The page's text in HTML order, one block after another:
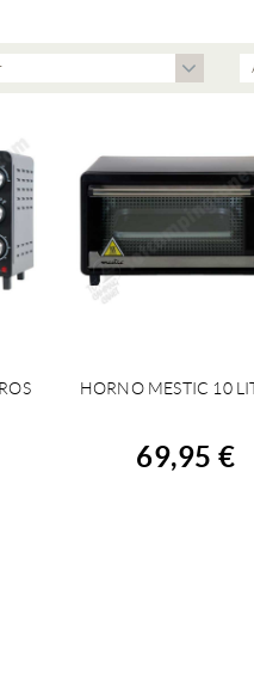
ACHETER
HORNO MESTIC 10
69,95 €